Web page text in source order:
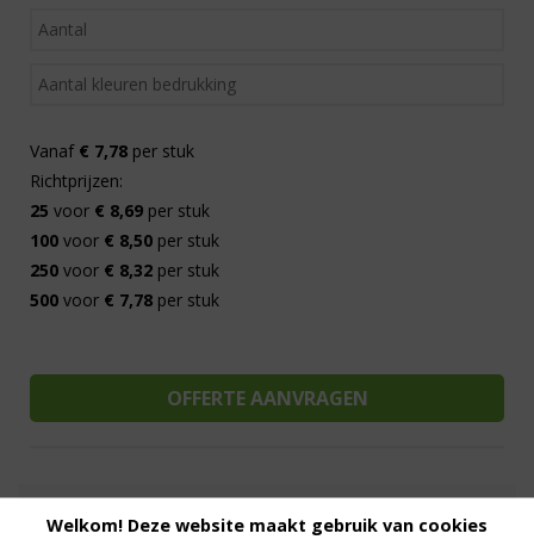
Vanaf € 7,78 per stuk
Richtprijzen:
25 voor € 8,69 per stuk
100 voor € 8,50 per stuk
250 voor € 8,32 per stuk
500 voor € 7,78 per stuk
Welkom! Deze website maakt gebruik van cookies